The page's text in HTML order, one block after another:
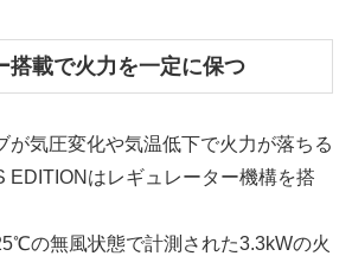
搭載で火力を一定に保つ
が気圧変化や気温低下で火力が落ちる
EDITIONはレギュレーター機構を搭
の無風状態で計測された3.3kWの火